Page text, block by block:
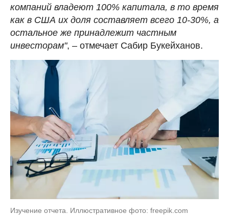
компаний владеют 100% капитала, в то время
как в США их доля составляет всего 10-30%, а
остальное же принадлежит частным
инвесторам", – отмечает Сабир Букейханов.
Изучение отчета. Иллюстративное фото: freepik.com